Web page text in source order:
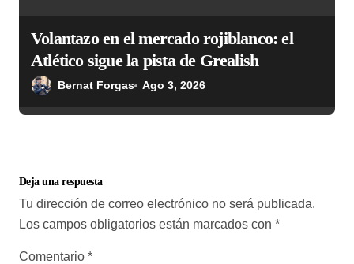
Volantazo en el mercado rojiblanco: el
Atlético sigue la pista de Grealish
Bernat Forgas Ago 3, 2026
Deja una respuesta
Tu dirección de correo electrónico no será publicada.
Los campos obligatorios están marcados con *
Comentario *